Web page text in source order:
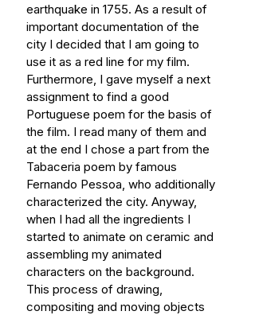
earthquake in 1755. As a result of
important documentation of the
city I decided that I am going to
use it as a red line for my film.
Furthermore, I gave myself a next
assignment to find a good
Portuguese poem for the basis of
the film. I read many of them and
at the end I chose a part from the
Tabaceria poem by famous
Fernando Pessoa, who additionally
characterized the city. Anyway,
when I had all the ingredients I
started to animate on ceramic and
assembling my animated
characters on the background.
This process of drawing,
compositing and moving objects